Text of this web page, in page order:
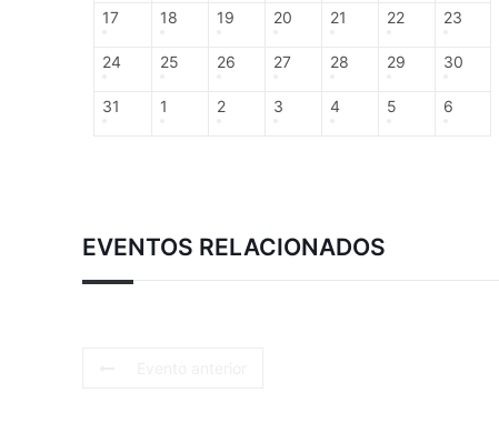
17 18 19 20 21 22 23
24 25 26 27 28 29 30
31 1 2 3 4 5 6
EVENTOS RELACIONADOS